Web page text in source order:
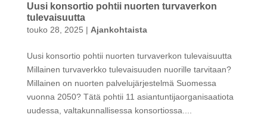
Uusi konsortio pohtii nuorten turvaverkon
tulevaisuutta
touko 28, 2025 | Ajankohtaista
Uusi konsortio pohtii nuorten turvaverkon tulevaisuutta
Millainen turvaverkko tulevaisuuden nuorille tarvitaan?
Millainen on nuorten palvelujärjestelmä Suomessa
vuonna 2050? Tätä pohtii 11 asiantuntijaorganisaatiota
uudessa, valtakunnallisessa konsortiossa....